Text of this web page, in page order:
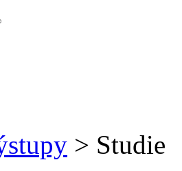
> Studie